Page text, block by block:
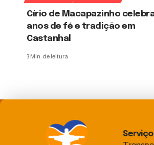
Círio de Macapazinho
anos de fé e tradição em
Castanhal
3 Min. de leitura